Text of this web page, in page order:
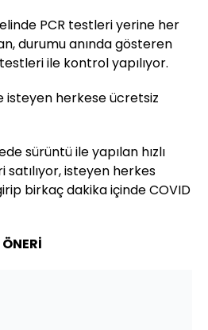
PCR testleri yerine her
durumu anında gösteren
ile kontrol yapılıyor.
isteyen herkese ücretsiz
sürüntü ile yapılan hızlı
isteyen herkes
birkaç dakika içinde COVID